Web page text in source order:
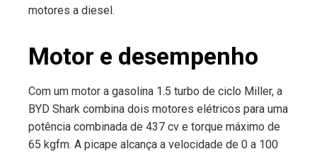
motores a diesel.
Motor e desempenho
Com um motor a gasolina 1.5 turbo de ciclo Miller, a
BYD Shark combina dois motores elétricos para uma
potência combinada de 437 cv e torque máximo de
65 kgfm. A picape alcança a velocidade de 0 a 100